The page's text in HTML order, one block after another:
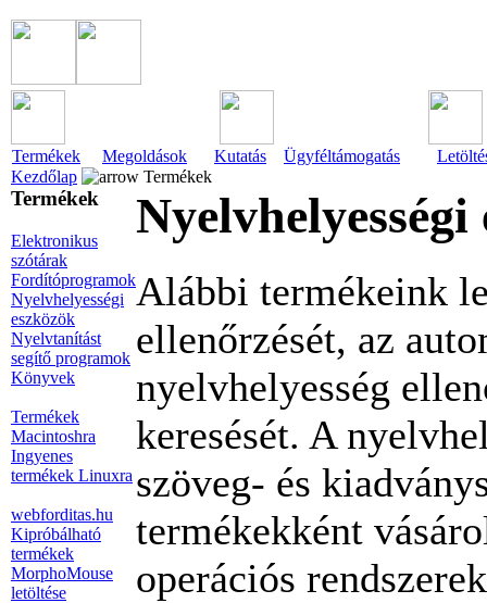
Termékek Megoldások Kutatás Ügyféltámogatás
Kezdőlap
Termékek
Termékek
Elektronikus
szótárak
Fordítóprogramok
Nyelvhelyességi
eszközök
Nyelvtanítást
segítő programok
Könyvek
Termékek
Macintoshra
Ingyenes
termékek Linuxra
webforditas.hu
Kipróbálható
termékek
MorphoMouse
letöltése
Nyelvhelyességi
Alábbi termékeink
ellenőrzését, az
nyelvhelyesség
keresését. A
szöveg- és
termékekként
operációs